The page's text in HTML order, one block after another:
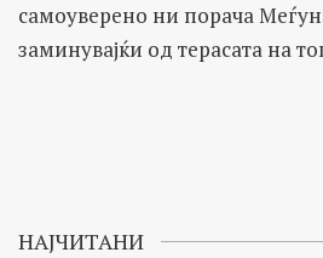
самоуверено ни порача
заминувајќи од терасата на
НАЈЧИТАНИ